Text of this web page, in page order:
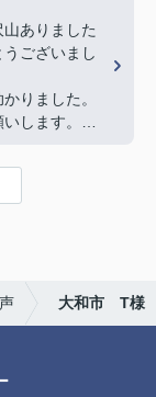
支えていただ
す。
いいたしま
ありました
ございまし
りました。
します。
すく、仲介手
で相談に乗っ
大和市 T様